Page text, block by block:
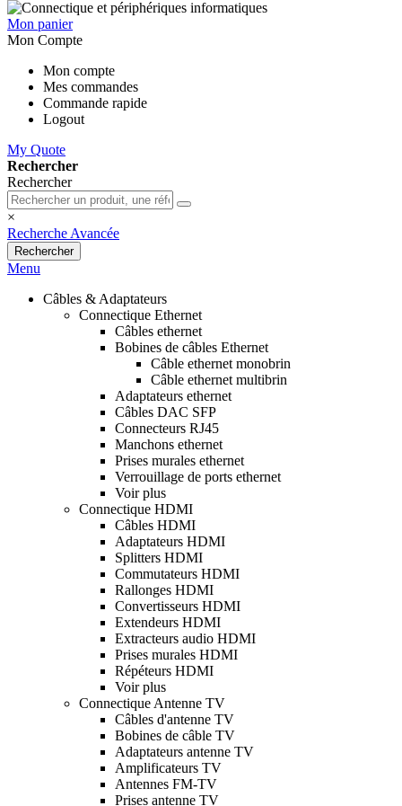
Mon panier
Mon Compte
Mon compte
Mes commandes
Commande rapide
Logout
My Quote
Rechercher
Rechercher
×
Recherche Avancée
Rechercher
Menu
Câbles & Adaptateurs
Connectique Ethernet
Câbles ethernet
Bobines de câbles Ethernet
Câble ethernet monobrin
Câble ethernet multibrin
Adaptateurs ethernet
Câbles DAC SFP
Connecteurs RJ45
Manchons ethernet
Prises murales ethernet
Verrouillage de ports ethernet
Voir plus
Connectique HDMI
Câbles HDMI
Adaptateurs HDMI
Splitters HDMI
Commutateurs HDMI
Rallonges HDMI
Convertisseurs HDMI
Extendeurs HDMI
Extracteurs audio HDMI
Prises murales HDMI
Répéteurs HDMI
Voir plus
Connectique Antenne TV
Câbles d'antenne TV
Bobines de câble TV
Adaptateurs antenne TV
Amplificateurs TV
Antennes FM-TV
Prises antenne TV